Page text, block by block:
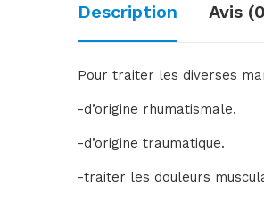
Description Avis
Pour traiter les diverses
-d’origine rhumatismale.
-d’origine traumatique.
-traiter les douleurs